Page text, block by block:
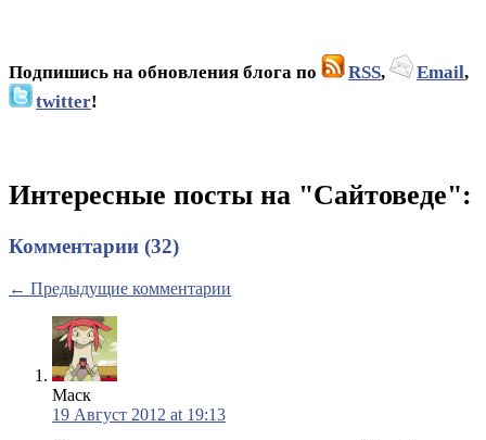
Подпишись на обновления блога по RSS, Email,
twitter!
Интересные посты на "Сайтоведе":
Комментарии (32)
← Предыдущие комментарии
Маск
19 Август 2012 at 19:13